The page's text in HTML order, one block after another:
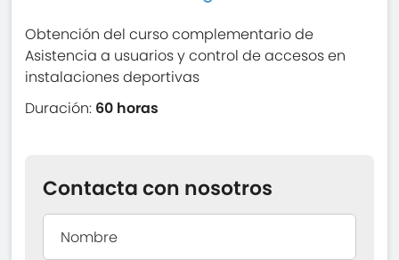
Obtención del curso complementario de
Asistencia a usuarios y control de accesos en
instalaciones deportivas
Duración: 60 horas
Contacta con nosotros